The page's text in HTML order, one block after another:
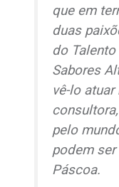
que em
duas
do
Sabores
vê-lo
pelo
podem
Páscoa.